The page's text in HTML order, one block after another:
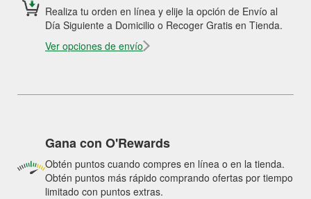
Realiza tu orden en línea y elije la opción de Envío al
Día Siguiente a Domicilio o Recoger Gratis en Tienda.
Ver opciones de envío
Gana con O'Rewards
Obtén puntos cuando compres en línea o en la tienda.
Obtén puntos más rápido comprando ofertas por tiempo
limitado con puntos extras.